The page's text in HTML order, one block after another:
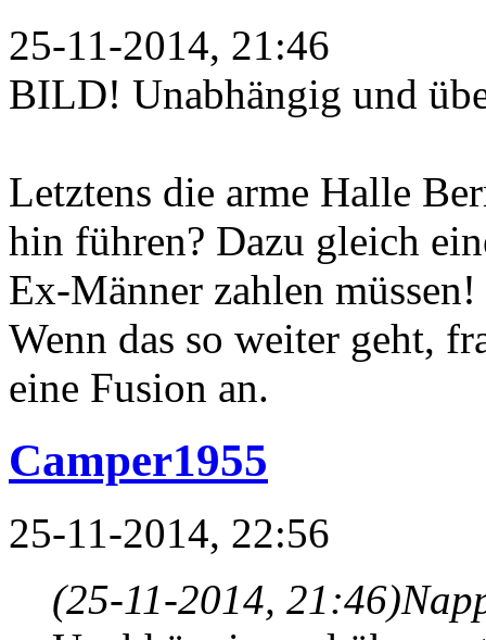
25-11-2014, 21:46
BILD! Unabhängig und
Letztens die arme Halle
hin führen? Dazu gleich
Ex-Männer zahlen
Wenn das so weiter geht,
eine Fusion an.
Camper1955
25-11-2014, 22:56
(25-11-2014, 21:46)